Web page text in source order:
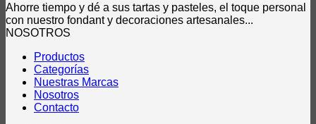
Ahorre tiempo y dé a sus tartas y pasteles, el toque personal
con nuestro fondant y decoraciones artesanales...
NOSOTROS
Productos
Categorías
Nuestras Marcas
Nosotros
Contacto